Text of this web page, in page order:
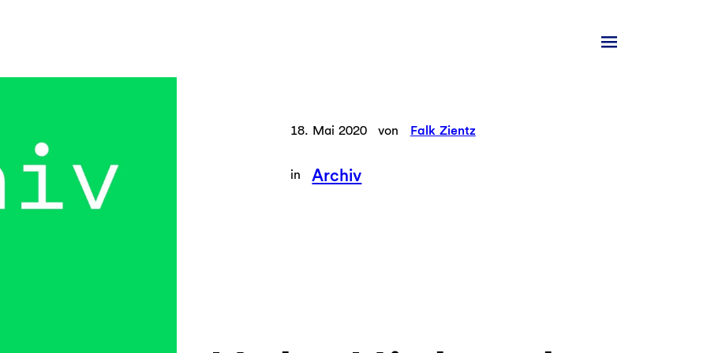
18. Mai 2020 von Falk Zientz
in Archiv